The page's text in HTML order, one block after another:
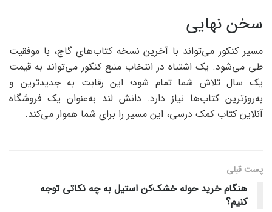
سخن نهایی
مسیر کنکور می‌تواند با آخرین نسخه کتاب‌های گاج، با موفقیت
طی می‌شود. یک اشتباه در انتخاب منبع کنکور می‌تواند به قیمت
یک سال تلاش شما تمام شود؛ این رقابت به جدیدترین و
به‌روزترین کتاب‌ها نیاز دارد. دانش لند به‌عنوان یک فروشگاه
آنلاین کتاب کمک درسی، این مسیر را برای شما هموار می‌کند.
پست قبلی
هنگام خرید حوله خشک‌کن استیل به چه نکاتی توجه
کنیم؟